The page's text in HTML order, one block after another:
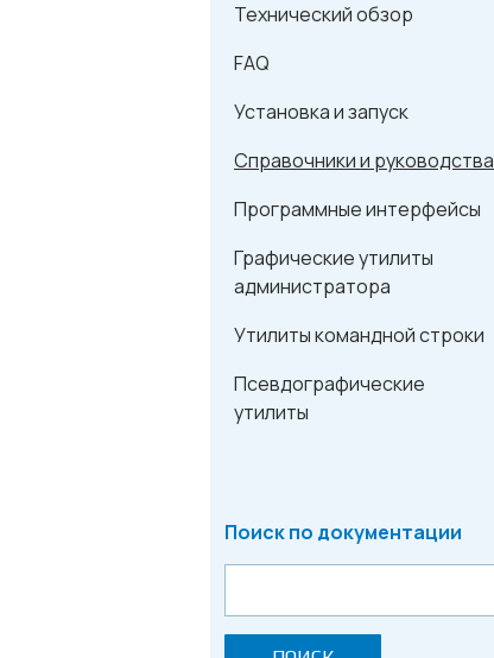
Технический обзор
FAQ
Установка и запуск
Справочники и руководства
Программные интерфейсы
Графические утилиты
администратора
Утилиты командной строки
Псевдографические
утилиты
Поиск по документации